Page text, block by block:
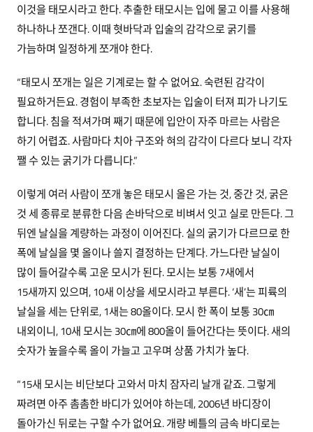
이것을 태모시라고 한다. 추출한 태모시는 입에 물고 이를 사용해
하나하나 쪼갠다. 이때 혓바닥과 입술의 감각으로 굵기를
가늠하며 일정하게 쪼개야 한다.
“태모시 쪼개는 일은 기계로는 할 수 없어요. 숙련된 감각이
필요하거든요. 경험이 부족한 초보자는 입술이 터져 피가 나기도
합니다. 침을 적셔가며 째기 때문에 입안이 자주 마르는 사람은
하기 어렵죠. 사람마다 치아 구조와 혀의 감각이 다르다 보니 각자
쨀 수 있는 굵기가 다릅니다.”
이렇게 여러 사람이 쪼개 놓은 태모시 올은 가는 것, 중간 것, 굵은
것 세 종류로 분류한 다음 손바닥으로 비벼서 잇고 실로 만든다. 그
뒤엔 날실을 계량하는 과정이 이어진다. 실의 굵기가 다르므로 한
폭에 날실을 몇 올이나 쓸지 결정하는 단계다. 가느다란 날실이
많이 들어갈수록 고운 모시가 된다. 모시는 보통 7새에서
15새까지 있으며, 10새 이상을 세모시라고 부른다. ‘새’는 피륙의
날실을 세는 단위로, 1새는 80올이다. 모시 한 폭이 보통 30㎝
내외이니, 10새 모시는 30㎝에 800올이 들어간다는 뜻이다. 새의
숫자가 높을수록 올이 가늘고 고우며 상품 가치가 높다.
“15새 모시는 비단보다 고와서 마치 잠자리 날개 같죠. 그렇게
짜려면 아주 촘촘한 바디가 있어야 하는데, 2006년 바디장이
돌아가신 뒤로는 구할 수가 없어요. 개량 베틀의 금속 바디로는